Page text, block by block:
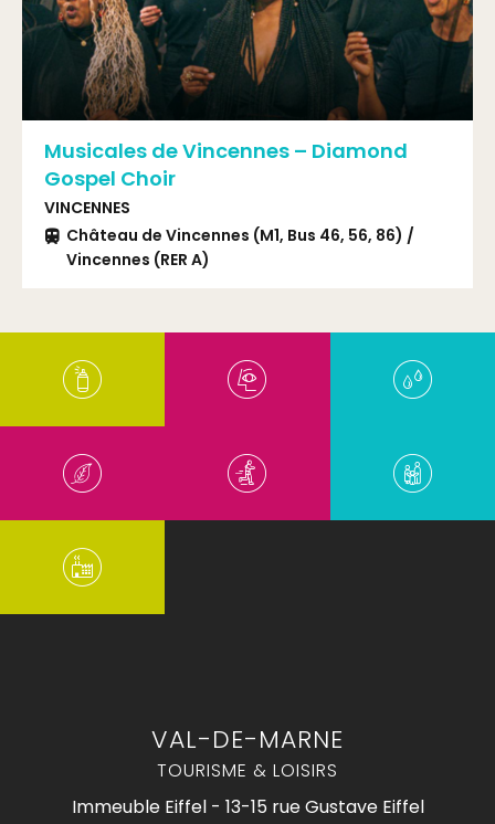
Musicales de Vincennes – Diamond
Gospel Choir
VINCENNES
Château de Vincennes (M1, Bus 46, 56, 86) /
Vincennes (RER A)
VAL-DE-MARNE
TOURISME & LOISIRS
Immeuble Eiffel - 13-15 rue Gustave Eiffel